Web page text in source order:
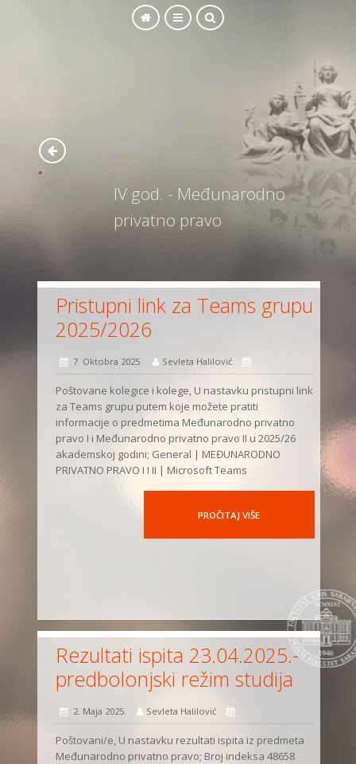
IV god. - Međunarodno
privatno pravo
Pristupni link za Teams grupu
2025/2026
7. Oktobra 2025. Sevleta Halilović
Poštovane kolegice i kolege, U nastavku pristupni link
za Teams grupu putem koje možete pratiti
informacije o predmetima Međunarodno privatno
pravo I i Međunarodno privatno pravo II u 2025/26
akademskoj godini; General | MEĐUNARODNO
PRIVATNO PRAVO I I II | Microsoft Teams
PROČITAJ VIŠE
Rezultati ispita 23.04.2025.-
predbolonjski režim studija
2. Maja 2025. Sevleta Halilović
Poštovani/e, U nastavku rezultati ispita iz predmeta
Međunarodno privatno pravo; Broj indeksa 48658